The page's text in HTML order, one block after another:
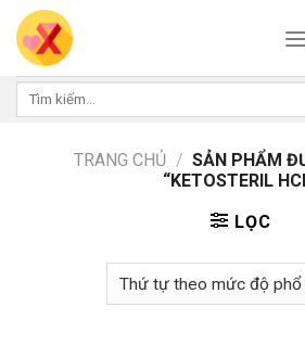
Skip
content
Tìm
TRANG CHỦ / SẢN PHẨM
“KETOSTERIL
LỌC